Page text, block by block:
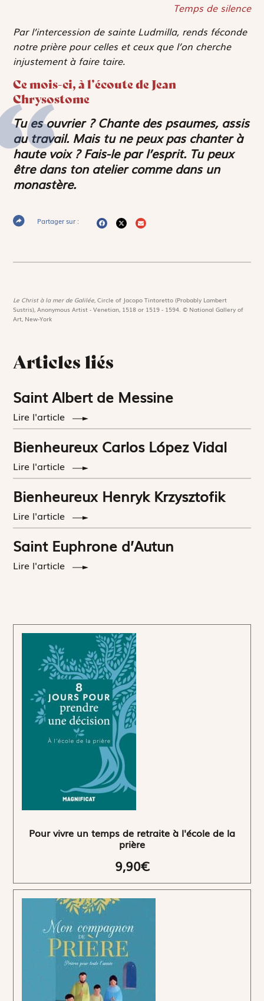
Temps de silence
Par l’intercession de sainte Ludmilla, rends féconde
notre prière pour celles et ceux que l’on cherche
injustement à faire taire.
Ce mois-ci, à l’écoute de Jean
Chrysostome
Tu es ouvrier ? Chante des psaumes, assis
au travail. Mais tu ne peux pas chanter à
haute voix ? Fais-le par l’esprit. Tu peux
être dans ton atelier comme dans un
monastère.
Partager sur :
Le Christ à la mer de Galilée,Circle of Jacopo Tintoretto (Probably Lambert
Sustris), Anonymous Artist - Venetian, 1518 or 1519 - 1594. © National Gallery of
Art, New-York
Articles liés
Saint Albert de Messine
Lire l'article
Bienheureux Carlos López Vidal
Lire l'article
Bienheureux Henryk Krzysztofik
Lire l'article
Saint Euphrone d’Autun
Lire l'article
Pour vivre un temps de retraite à l'école de la
prière
9,90€